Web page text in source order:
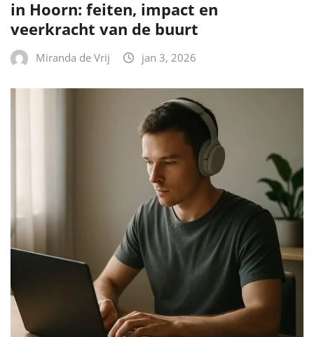
in Hoorn: feiten, impact en
veerkracht van de buurt
Miranda de Vrij jan 3, 2026